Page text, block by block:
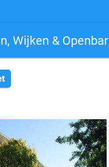
& Openbare Ruimte